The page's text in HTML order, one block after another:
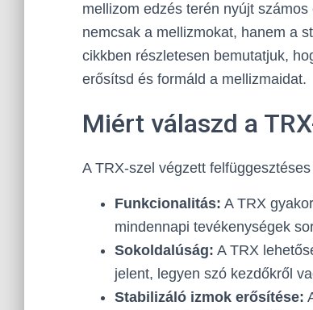
mellizom edzés terén nyújt
nemcsak a mellizmokat, hanem a
cikkben részletesen bemutatjuk,
erősítsd és formáld a mellizmaidat.
Miért válaszd a
A TRX-szel végzett
Funkcionalitás: A TRX
mindennapi tevékenységek
Sokoldalúság: A TRX
jelent, legyen szó kezdőkről
Stabilizáló izmok erősítése: